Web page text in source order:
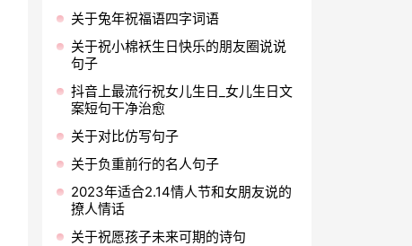
关于兔年祝福语四字词语
关于祝小棉袄生日快乐的朋友圈说说
句子
抖音上最流行祝女儿生日_女儿生日文
案短句干净治愈
关于对比仿写句子
关于负重前行的名人句子
2023年适合2.14情人节和女朋友说的
撩人情话
关于祝愿孩子未来可期的诗句